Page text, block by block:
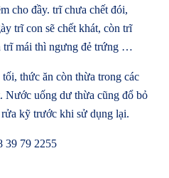
cho đầy. trĩ chưa chết đói,
trĩ con sẽ chết khát, còn trĩ
trĩ mái thì ngưng đẻ trứng …
thức ăn còn thừa trong các
Nước uống dư thừa cũng đổ bỏ
kỹ trước khi sử dụng lại.
39 79 2255